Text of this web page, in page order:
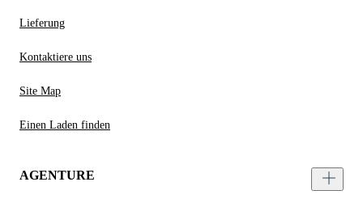
Lieferung
Kontaktiere uns
Site Map
Einen Laden finden
AGENTURE